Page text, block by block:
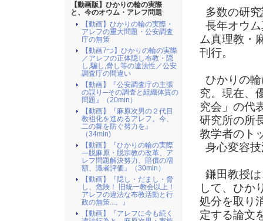
多数の研
長年オウ
ム真理教・
刊行。
ひかりの
究。現在、
究会」の代
研究所の所
教学者のト
身心変容
鎌田教授
して、ひか
処分を取り
定する論文
【動画版】ひかりの輪の実際
と、今のオウム・アレフ問題
【動画】ひかりの輪の実際・
アレフの重大問題・公安調査
庁の無策
【動画7つ】ひかりの輪の実際
／アレフの正体隠し布教・隠
し,騙し,脅し等の違法性／公安
調査庁の間違い
【動画】『公安調査庁の主張
の誤り─その調査と組織体質の
問題』（20min）
【動画】『麻原次男の２代目
教祖化を進めるアレフ。今、
二の舞を防ぐ努力を』
（34min)
【動画】『ひかりの輪の実際
―脱麻原・脱宗教の改革、ア
レフ問題解決努力、賠償の増
額、識者評価』（30min）
【動画】『隠し・だまし・脅
し、危険！ 旧統一教会以上！
アレフの違法な布教活動と行
政の無策...。』
【動画】『アレフに今も続く